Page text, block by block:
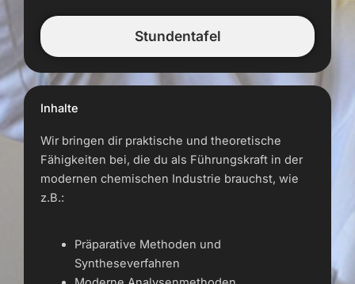
Stundentafel
Inhalte
Wir bringen dir praktische und theoretische
Fähigkeiten bei, die du als Führungskraft in der
modernen chemischen Industrie brauchst, wie
z.B.:
Präparative Methoden und
Syntheseverfahren